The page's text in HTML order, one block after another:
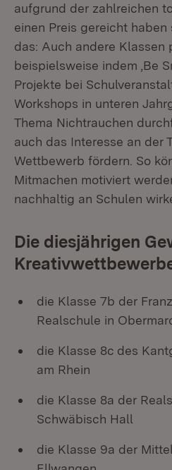
aufgrund der zahlreichen
einen Preis gereicht
das: Auch andere Klassen
beispielsweise indem ‚Be
Projekte bei
Workshops in unteren
Thema Nichtrauchen
auch das Interesse an der
Wettbewerb fördern. So
Mitmachen motiviert
nachhaltig an Schulen
Die diesjährigen
die Klasse 7b der
Realschule in
die Klasse 8c des
am Rhein
die Klasse 8a der
Schwäbisch Hall
die Klasse 9a der